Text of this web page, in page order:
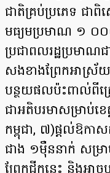
ជាតិគ្រប់ប្រភេទ ជា
មធ្យមប្រមាណ ១ ០០
ប្រជាពលរដ្ឋប្រមា
សងខាងព្រែកអាស្រ័
បន្ថយផលប៉ះពាល់ពីគ្
ជាអតិបរមាសម្រាប់ខ
កម្ពុជា, ៧)ផ្ដល់ឱកា
ជាង ១ម៉ឺននាក់ សម្រ